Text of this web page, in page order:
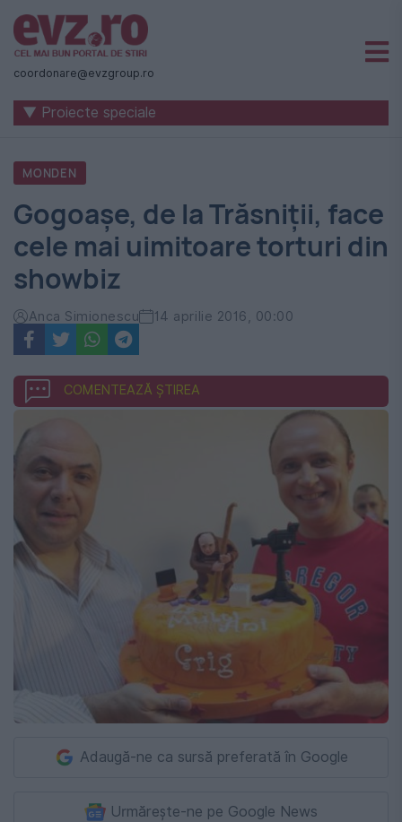
Știri
naționale
internaționale
România
-
Evenimentul
Zilei
coordonare@evzgroup.ro
▼ Proiecte speciale
MONDEN
Gogoașe, de la Trăsniții, face
cele mai uimitoare torturi din
showbiz
Anca Simionescu 14 aprilie 2016, 00:00
COMENTEAZĂ ȘTIREA
Adaugă-ne ca sursă preferată în Google
Urmărește-ne pe Google News